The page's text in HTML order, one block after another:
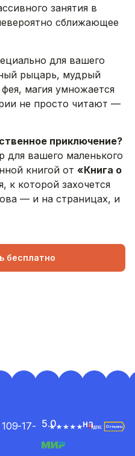
занятия в
сближающее
для вашего
рыцарь, мудрый
магия умножается
не просто читают —
приключение?
для вашего маленького
книгой от «Книга о
к которой захочется
— и на страницах, и
бесплатно
17- 5.0 на